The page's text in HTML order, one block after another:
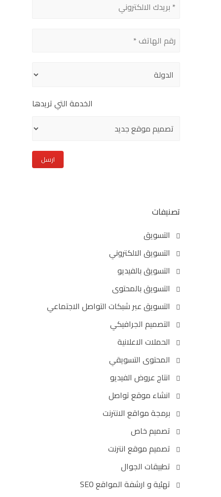
الخدمة التي تريدها
تصنيفات
التسويق
التسويق الالكتروني
التسويق بالفيديو
التسويق بالمحتوى
التسويق عبر شبكات التواصل الاجتماعي
التصميم الجرافيكي
الحملات الاعلانية
المحتوى التسويقي
انتاج عروض الفيديو
انشاء موقع تواصل
برمجة مواقع الانترنت
تصميم خاص
تصميم موقع انترنت
تطبيقات الجوال
تهئية و ارشفة المواقع SEO